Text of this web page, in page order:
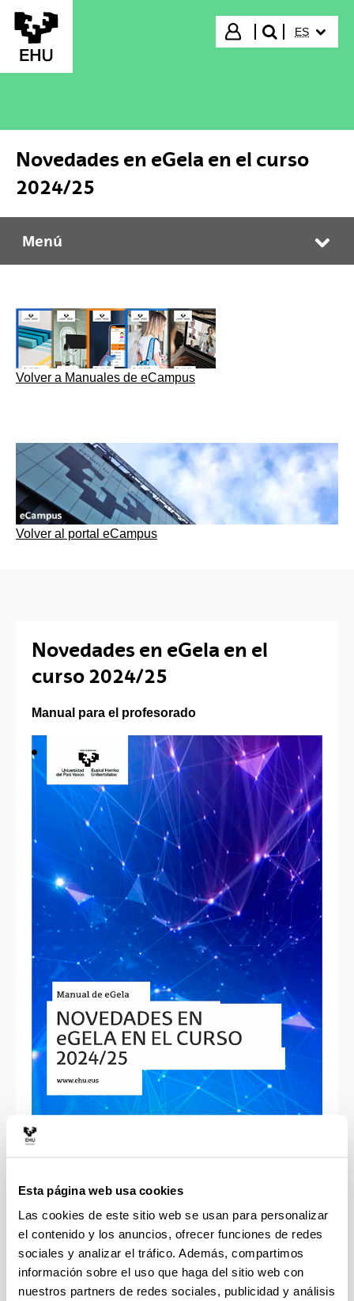
Esta página web usa cookies
Las cookies de este sitio web se usan para personalizar
el contenido y los anuncios, ofrecer funciones de redes
sociales y analizar el tráfico. Además, compartimos
información sobre el uso que haga del sitio web con
nuestros partners de redes sociales, publicidad y análisis
Saltar al contenido principal
Iniciar sesión
buscar"
ES
Novedades en eGela en el curso
2024/25
Novedades en eGela en el curso 2024/25
Menú
Volver a Manuales de eCampus
Volver al portal eCampus
Novedades en eGela en el
curso 2024/25
Manual para el profesorado
Cambios en la organización y la navegación
Nueva estructura de la página de curso
idioma” y de “Activar edición
Nueva ubicación de Grupos y Agrupamientos
Secciones colapsables
Mover actividades, recursos o secciones
dentro del curso